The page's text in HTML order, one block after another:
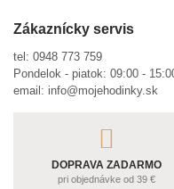
Zákaznícky servis
tel: 0948 773 759
Pondelok - piatok: 09:00 -
email: info@mojehodinky.sk
DOPRAVA ZADARMO
pri objednávke od 39 €